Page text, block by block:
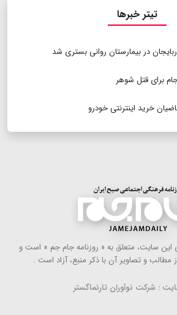
تیتر خبرها
در بیمارستان روانی بستری شد
برای قتل شوهر
خرید اینترنتی خودرو
این سایت، متعلق به « روزنامه جام جم » است و
مطالب و تصاویر آن با ذكر منبع، آزاد است .
: شرکت نوآوران تارنماگستر